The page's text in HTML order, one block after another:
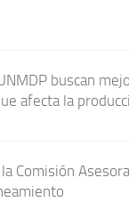
buscan
afecta la
Comisión